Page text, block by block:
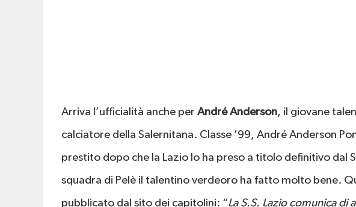
Arriva l’ufficialità anche per André Anderson, il giovane
calciatore della Salernitana. Classe ’99, André Anderson
prestito dopo che la Lazio lo ha preso a titolo definitivo dal
squadra di Pelè il talentino verdeoro ha fatto molto bene.
pubblicato dal sito dei capitolini: “La S.S. Lazio comunica